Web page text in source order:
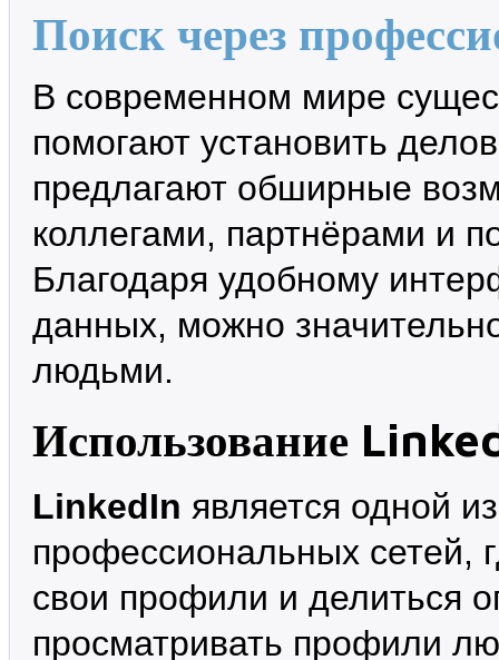
Поиск через
В современном мире
помогают установить
предлагают обширные
коллегами, партнёрами и
Благодаря удобному
данных, можно
людьми.
Использование
LinkedIn является одной
профессиональных сетей,
свои профили и делиться
просматривать профили